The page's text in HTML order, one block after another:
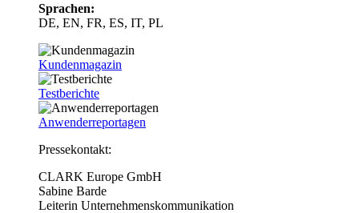
Sprachen:
DE, EN, FR, ES, IT, PL
Kundenmagazin
Testberichte
Anwenderreportagen
Pressekontakt:
CLARK Europe GmbH
Sabine Barde
Leiterin Unternehmenskommunikation